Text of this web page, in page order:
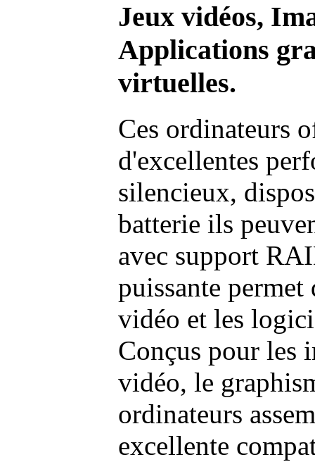
Jeux vidéos,
Applications
virtuelles.
Ces ordinateurs
d'excellentes
silencieux,
batterie ils
avec support
puissante permet
vidéo et les
Conçus pour les
vidéo, le
ordinateurs
excellente